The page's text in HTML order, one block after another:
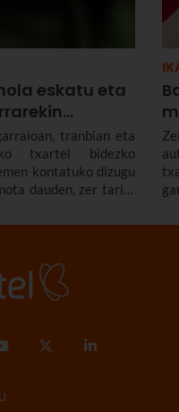
eskatu eta
tranbian eta
txartel bidezko
kontatuko dizugu
dauden, zer tarifa